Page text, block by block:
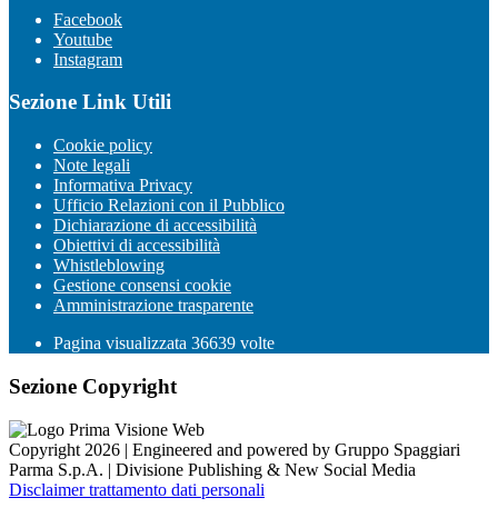
Facebook
Youtube
Instagram
Sezione Link Utili
Cookie policy
Note legali
Informativa Privacy
Ufficio Relazioni con il Pubblico
Dichiarazione di accessibilità
Obiettivi di accessibilità
Whistleblowing
Gestione consensi cookie
Amministrazione trasparente
Pagina visualizzata 36639 volte
Sezione Copyright
Copyright 2026 | Engineered and powered by Gruppo Spaggiari
Parma S.p.A. | Divisione Publishing & New Social Media
Disclaimer trattamento dati personali